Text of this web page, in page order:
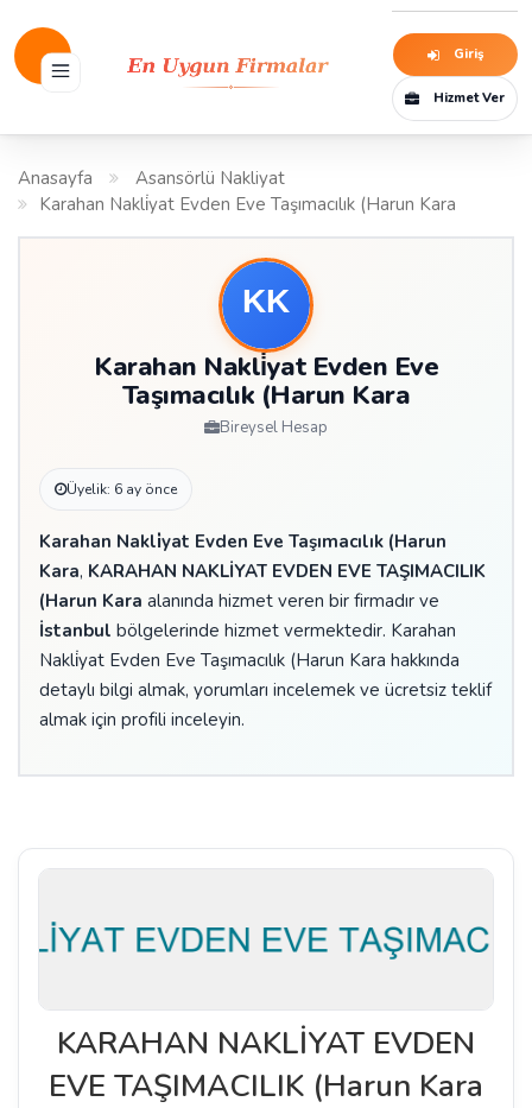
Giriş
Hizmet Ver
Anasayfa
Asansörlü Nakliyat
Karahan Nakli̇yat Evden Eve Taşımacılık (Harun Kara
Karahan Nakli̇yat Evden Eve
Taşımacılık (Harun Kara
Bireysel Hesap
Üyelik: 6 ay önce
Karahan Nakli̇yat Evden Eve Taşımacılık (Harun
Kara, KARAHAN NAKLİYAT EVDEN EVE TAŞIMACILIK
(Harun Kara alanında hizmet veren bir firmadır ve
İstanbul bölgelerinde hizmet vermektedir. Karahan
Nakli̇yat Evden Eve Taşımacılık (Harun Kara hakkında
detaylı bilgi almak, yorumları incelemek ve ücretsiz teklif
almak için profili inceleyin.
KARAHAN NAKLİYAT EVDEN
EVE TAŞIMACILIK (Harun Kara